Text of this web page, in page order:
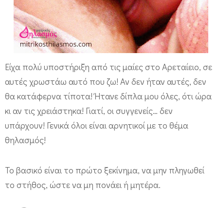
υ
θ
λ
ά
ε
ι
Είχα πολύ υποστήριξη από τις μαίες στο Αρεταίειο, σε
αυτές χρωστάω αυτό που ζω! Αν δεν ήταν αυτές, δεν
θα κατάφερνα τίποτα! Ήτανε δίπλα μου όλες, ότι ώρα
κι αν τις χρειάστηκα! Γιατί, οι συγγενείς… δεν
υπάρχουν! Γενικά όλοι είναι αρνητικοί με το θέμα
θηλασμός!
Το βασικό είναι το πρώτο ξεκίνημα, να μην πληγωθεί
το στήθος, ώστε να μη πονάει ή μητέρα.